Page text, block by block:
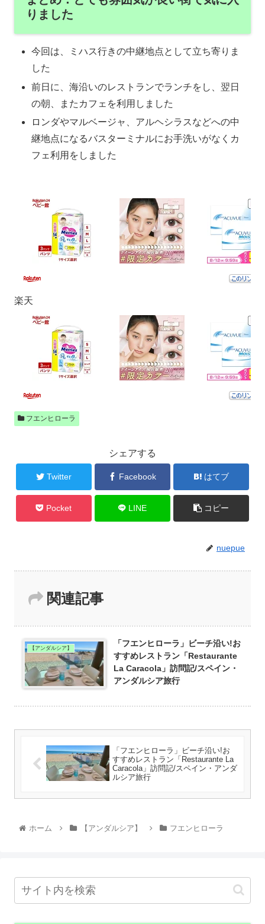
りました
今回は、ミハス行きの中継地点として立ち寄りま
した
前日に、海沿いのレストランでランチをし、翌日
の朝、またカフェを利用しました
ロンダやマルベージャ、アルヘシラスなどへの中
継地点になるバスターミナルにお手洗いがなくカ
フェ利用をしました
楽天
フエンヒローラ
シェアする
Twitter Facebook はてブ
Pocket LINE コピー
nuepue
関連記事
【アンダルシア】
「フエンヒローラ」ビーチ沿い!お
すすめレストラン「Restaurante
La Caracola」訪問記/スペイン・
アンダルシア旅行
「フエンヒローラ」ビーチ沿い!お
すすめレストラン「Restaurante La
Caracola」訪問記/スペイン・アンダ
ルシア旅行
ホーム 【アンダルシア】 フエンヒローラ